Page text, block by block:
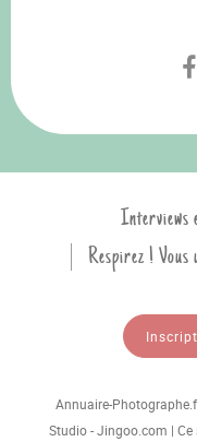
Interviews
Respirez !
Annuaire-
Studio - Jingoo.com |